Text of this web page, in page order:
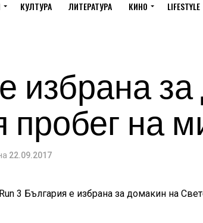
КУЛТУРА ЛИТЕРАТУРА КИНО LIFESTYLE
избрана
на
22.09.2017